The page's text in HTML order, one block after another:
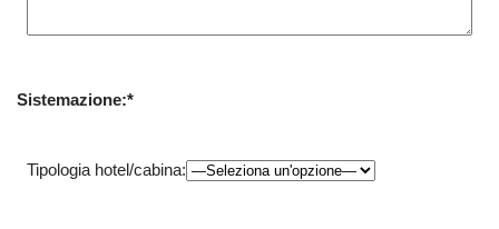
Sistemazione:*
Tipologia hotel/cabina: